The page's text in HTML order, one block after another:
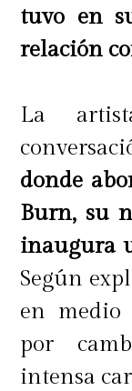
tuvo en
relación
La
donde
Burn, su
inaugura
Según
en medio
por
intensa